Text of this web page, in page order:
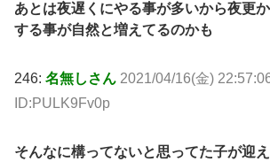
あとは夜遅くにやる事が多いから夜更
する事が自然と増えてるのかも
246: 名無しさん 2021/04/16(金)
ID:PULK9Fv0p
そんなに構ってないと思ってた子が迎